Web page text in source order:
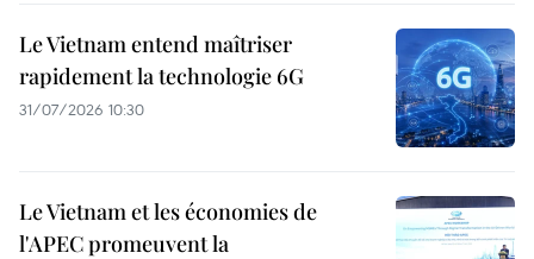
Le Vietnam entend maîtriser
rapidement la technologie 6G
31/07/2026 10:30
Le Vietnam et les économies de
l'APEC promeuvent la